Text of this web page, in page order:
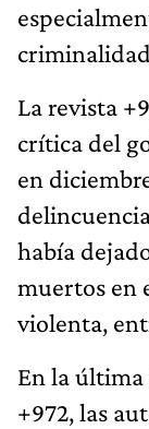
La revista
crítica del
en
había
muertos en
violenta,
En la
+972, las